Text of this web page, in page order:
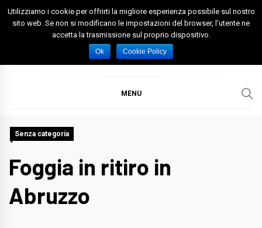
Skip
Spazio Foggia
Foggia News Calcio Eventi e Attività nella Capitanata
MENU
Senza categoria
Foggia in ritiro in
Abruzzo
Utilizziamo i cookie per offrirti la migliore esperienza possibile sul nostro
sito web. Se non si modificano le impostazioni del browser, l'utente ne
accetta la trasmissione sul proprio dispositivo.
Ok Cookie Policy